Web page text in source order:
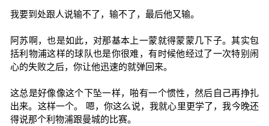
我要到处跟人说输不了，输不了，最后他又输。
阿苏啊，也是如此，对那基本上一蒙就得蒙蒙几下子。其实包
括利物浦这样的球队也是你很难，有时候他经过了一次特别闹
心的失败之后，你让他迅速的就弹回来。
这总是好像像这个下坠一样，啪有一个惯性，然后自己再挣扎
出来。这样一个。 嗯，你这么说，我就心里更学了，我今晚还
得说那个利物浦跟曼城的比赛。